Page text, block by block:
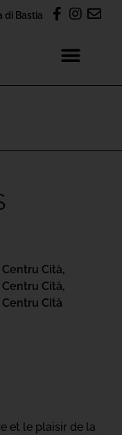
di Bastia
Cità,
Cità,
Cità
et le plaisir de la